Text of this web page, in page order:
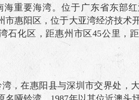
海重要海湾。位于广东省东部
市惠阳区，位于大亚湾经济技术
石化区，距惠州市区45公里，
，在惠阳县与深圳市交界处，